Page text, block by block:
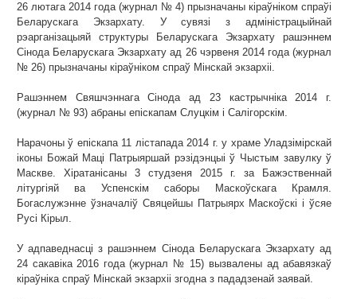
26 лютага 2014 года (журнал № 4) прызначаны кіраўніком спраўі
Беларускага Экзархату. У сувязі з адміністрацыйнай
рэарганізацыяй структуры Беларускага Экзархату рашэннем
Сінода Беларускага Экзархату ад 26 чэрвеня 2014 года (журнал
№ 26) прызначаны кіраўніком спраў Мінскай экзархіі.
Рашэннем Свяшчэннага Сінода ад 23 кастрычніка 2014 г.
(журнал № 93) абраны епіскапам Слуцкім і Салігорскім.
Нарачоны ў епіскапа 11 лістапада 2014 г. у храме Уладзімірскай
іконы Божай Маці Патрыяршай рэзідэнцыі ў Чыстым завулку ў
Маскве. Хіратанісаны 3 студзеня 2015 г. за Бажэственнай
літургіяй ва Успенскім саборы Маскоўскага Крамля.
Богаслужэнне ўзначаліў Свяцейшы Патрыярх Маскоўскі і ўсяе
Русі Кірыл.
У адпаведнасці з рашэннем Сінода Беларускага Экзархату ад
24 сакавіка 2016 года (журнал № 15) вызвалены ад абавязкаў
кіраўніка спраў Мінскай экзархіі згодна з пададзенай заявай.